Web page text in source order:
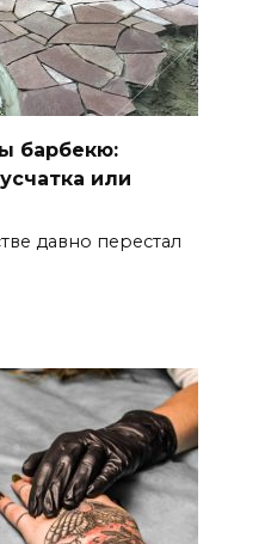
барбекю:
или
давно перестал